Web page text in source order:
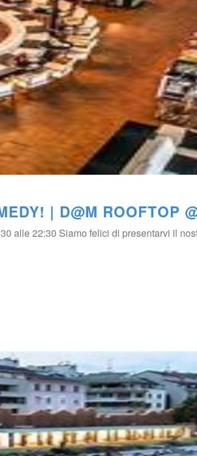
| D@M ROOFTOP
alle 22:30 Siamo felici di presentarvi il